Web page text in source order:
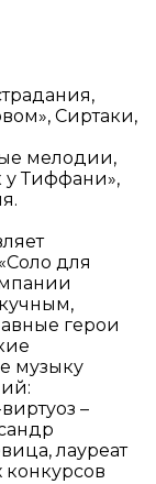
Сиртаки,
мелодии,
у Тиффани»,
для
герои
музыку
–
лауреат